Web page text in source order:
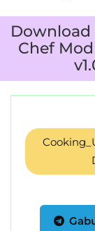
Download
Chef